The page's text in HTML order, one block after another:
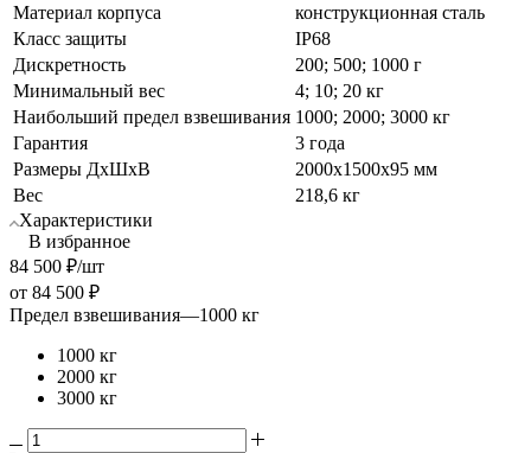
Материал корпуса
конструкционная сталь
Класс защиты
IP68
Дискретность
200; 500; 1000 г
Минимальный вес
4; 10; 20 кг
Наибольший предел взвешивания 1000; 2000; 3000 кг
Гарантия
3 года
Размеры ДхШхВ
2000х1500х95 мм
Вес
218,6 кг
Характеристики
В избранное
84 500 ₽/шт
от 84 500 ₽
Предел взвешивания—1000 кг
1000 кг
2000 кг
3000 кг